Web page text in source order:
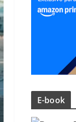
E-book